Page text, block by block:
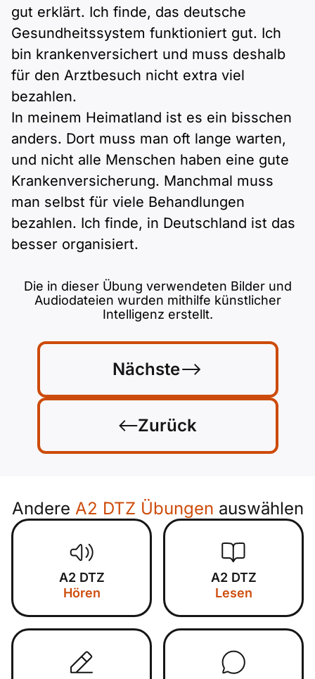
gut erklärt. Ich finde, das deutsche
Gesundheitssystem funktioniert gut. Ich
bin krankenversichert und muss deshalb
für den Arztbesuch nicht extra viel
bezahlen.
In meinem Heimatland ist es ein bisschen
anders. Dort muss man oft lange warten,
und nicht alle Menschen haben eine gute
Krankenversicherung. Manchmal muss
man selbst für viele Behandlungen
bezahlen. Ich finde, in Deutschland ist das
besser organisiert.
Zurück
Nächste
Die in dieser Übung verwendeten Bilder und
Audiodateien wurden mithilfe künstlicher
Intelligenz erstellt.
Andere A2 DTZ Übungen auswählen
A2 DTZ
Hören
A2 DTZ
Lesen